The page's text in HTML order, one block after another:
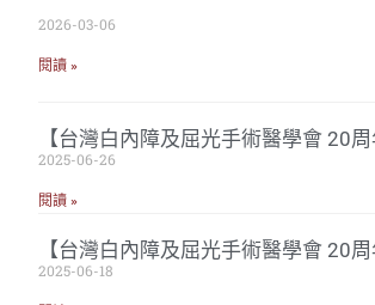
2026-03-06
閱讀 »
【台灣白內障及屈光手術醫學會 20
2025-06-26
閱讀 »
【台灣白內障及屈光手術醫學會 20
2025-06-18